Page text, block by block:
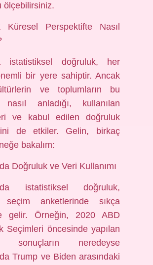
ölçebilirsiniz.
Küresel Perspektifte Nasıl
istatistiksel doğruluk, her
bir yere sahiptir. Ancak
ve toplumların bu
nasıl anladığı, kullanılan
ve kabul edilen doğruluk
de etkiler. Gelin, birkaç
bakalım:
Doğruluk ve Veri Kullanımı
istatistiksel doğruluk,
seçim anketlerinde sıkça
gelir. Örneğin, 2020 ABD
Seçimleri öncesinde yapılan
sonuçların neredeyse
Trump ve Biden arasındaki